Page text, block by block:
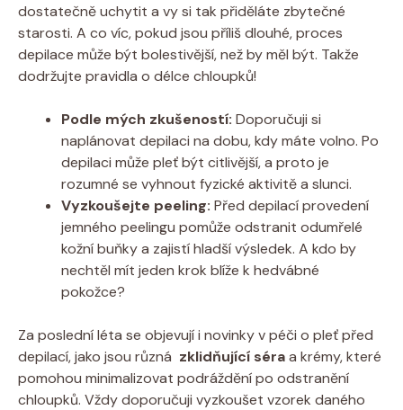
dostatečně uchytit a vy si‍ tak přiděláte‍ zbytečné⁣
starosti. A co ‍víc, pokud jsou ‌příliš dlouhé, proces
depilace může být bolestivější, než by⁤ měl být. Takže
‍dodržujte pravidla o délce chloupků!
Podle mých‌ zkušeností: Doporučuji si
naplánovat depilaci na dobu,​ kdy máte volno. Po
depilaci může ‍pleť být citlivější, a ⁣proto je
rozumné se vyhnout ‍fyzické⁢ aktivitě a slunci.
Vyzkoušejte ​peeling: Před depilací​ provedení
jemného peelingu pomůže odstranit odumřelé
kožní buňky a zajistí hladší ‌výsledek.⁣ A kdo by ​
nechtěl mít jeden​ krok blíže k hedvábné
pokožce?
Za poslední léta ​se objevují i novinky v⁤ péči o pleť‍ před​
depilací, jako jsou různá ⁤ zklidňující séraa krémy, které
pomohou ⁤minimalizovat podráždění po ⁢odstranění
chloupků. Vždy doporučuji vyzkoušet vzorek daného